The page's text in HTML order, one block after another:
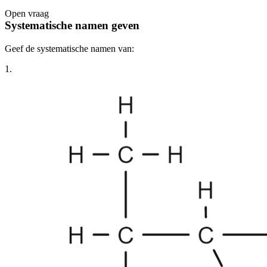
De uitleg gaat te langzaam
Open vraag
Systematische namen geven
Geef de systematische namen van:
1.